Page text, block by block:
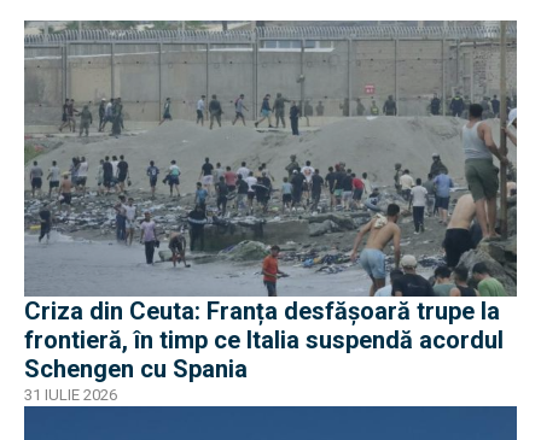
Criza din Ceuta: Franța desfășoară trupe la
frontieră, în timp ce Italia suspendă acordul
Schengen cu Spania
31 IULIE 2026